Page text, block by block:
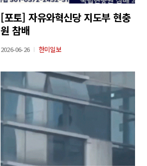
[포토] 자유와혁신당 지도부 현충
원 참배
2026-06-26 한미일보